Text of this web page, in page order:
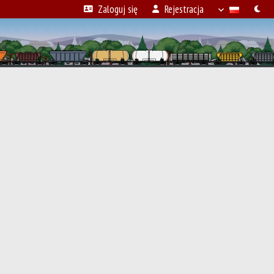
Zaloguj się Rejestracja